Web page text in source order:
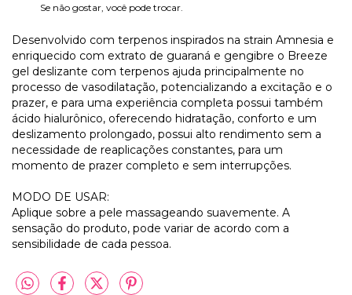
Se não gostar, você pode trocar.
Desenvolvido com terpenos inspirados na strain Amnesia e
enriquecido com extrato de guaraná e gengibre o Breeze
gel deslizante com terpenos ajuda principalmente no
processo de vasodilatação, potencializando a excitação e o
prazer, e para uma experiência completa possui também
ácido hialurônico, oferecendo hidratação, conforto e um
deslizamento prolongado, possui alto rendimento sem a
necessidade de reaplicações constantes, para um
momento de prazer completo e sem interrupções.
MODO DE USAR:
Aplique sobre a pele massageando suavemente. A
sensação do produto, pode variar de acordo com a
sensibilidade de cada pessoa.